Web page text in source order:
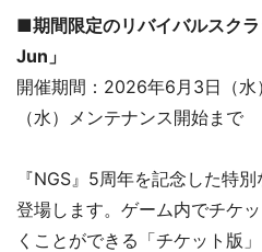
■期間限定のリバイバルスク
Jun」
開催期間：2026年6月3日（水
（水）メンテナンス開始まで
『NGS』5周年を記念した特
登場します。ゲーム内でチケ
くことができる「チケット版